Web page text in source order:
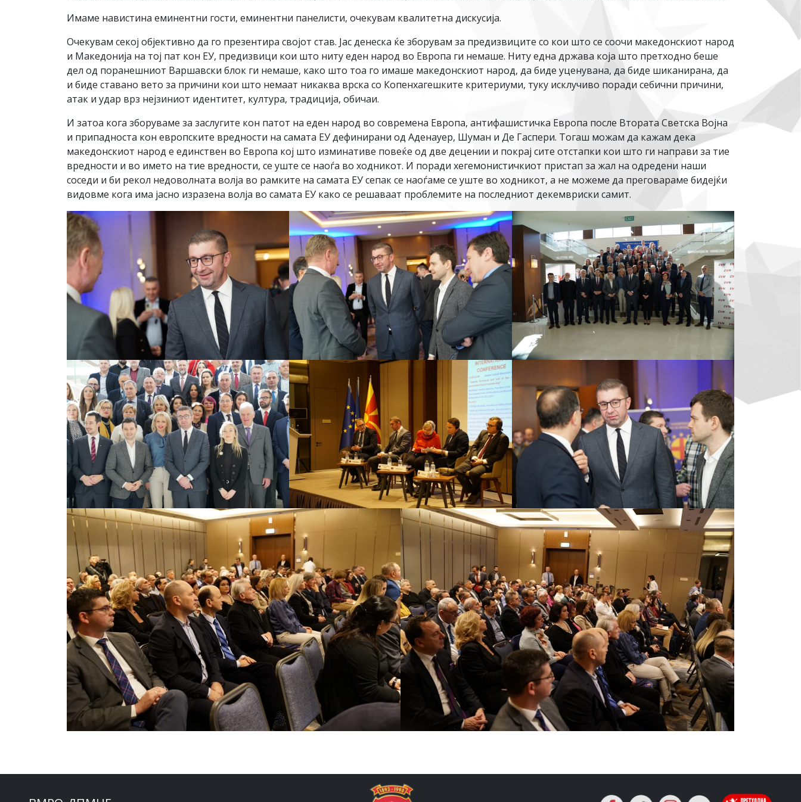
Имаме навистина еминентни гости, еминентни панелисти, очекувам квалитетна дискусија.
Очекувам секој објективно да го презентира својот став. Јас денеска ќе зборувам за предизвиците со кои што се соочи македонскиот народ
и Македонија на тој пат кон ЕУ, предизвици кои што ниту еден народ во Европа ги немаше. Ниту една држава која што претходно беше
дел од поранешниот Варшавски блок ги немаше, како што тоа го имаше македонскиот народ, да биде уценувана, да биде шиканирана, да
и биде ставано вето за причини кои што немаат никаква врска со Копенхагешките критериуми, туку исклучиво поради себични причини,
атак и удар врз нејзиниот идентитет, култура, традиција, обичаи.
И затоа кога зборуваме за заслугите кон патот на еден народ во современа Европа, антифашистичка Европа после Втората Светска Војна
и припадноста кон европските вредности на самата ЕУ дефинирани од Аденауер, Шуман и Де Гаспери. Тогаш можам да кажам дека
македонскиот народ е единствен во Европа кој што изминативе повеќе од две децении и покрај сите отстапки кои што ги направи за тие
вредности и во името на тие вредности, се уште се наоѓа во ходникот. И поради хегемонистичкиот пристап за жал на одредени наши
соседи и би рекол недоволната волја во рамките на самата ЕУ сепак се наоѓаме се уште во ходникот, а не можеме да преговараме бидејќи
видовме кога има јасно изразена волја во самата ЕУ како се решаваат проблемите на последниот декемвриски самит.